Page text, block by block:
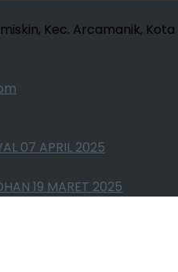
Kec. Arcamanik, Kota
07 APRIL 2025
19 MARET 2025